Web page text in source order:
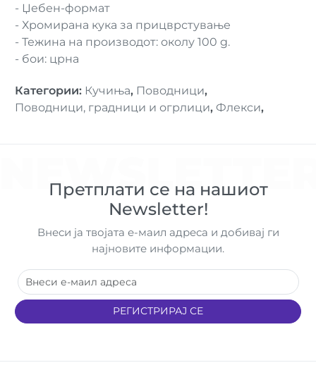
- Џебен-формат
- Хромирана кука за прицврстување
- Тежина на производот: околу 100 g.
- бои: црна
Категории: Кучиња, Поводници,
Поводници, градници и огрлици, Флекси,
Претплати се на нашиот
Newsletter!
Внеси ја твојата е-маил адреса и добивај ги
најновите информации.
РЕГИСТРИРАЈ СЕ